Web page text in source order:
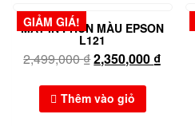
GIẢM GIÁ!
MÁY IN PHUN MÀU EPSON
L121
2,499,000₫2,350,000 ₫
Thêm vào giỏ